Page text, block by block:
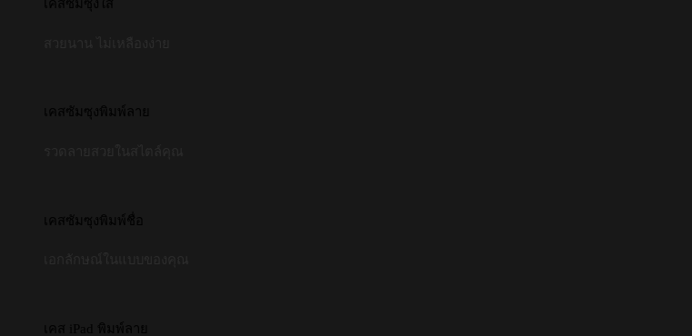
เคสซัมซุงใส
เคสซัมซุงพิมพ์ลาย
เคสซัมซุงพิมพ์ชื่อ
เคส iPad พิมพ์ลาย